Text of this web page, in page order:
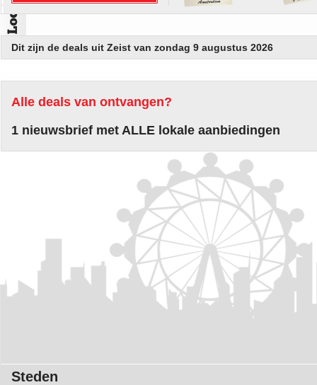
Dit zijn de deals uit Zeist van zondag 9 augustus 2026
Alle deals van ontvangen?
1 nieuwsbrief met ALLE lokale aanbiedingen
Steden